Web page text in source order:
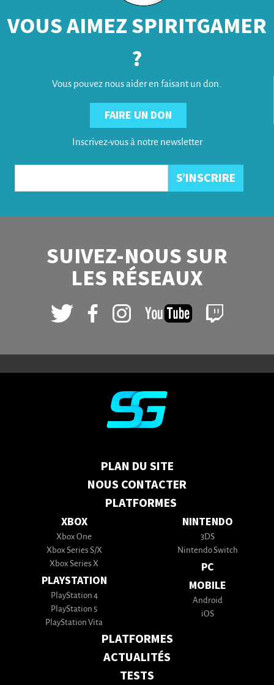
VOUS AIMEZ SPIRITGAMER
?
Vous pouvez nous aider en faisant un don.
FAIRE UN DON
Inscrivez-vous à notre newsletter
SUIVEZ-NOUS SUR
LES RÉSEAUX
PLAN DU SITE
NOUS CONTACTER
PLATFORMES
XBOX
Xbox One
Xbox Series S/X
Xbox Series X
PLAYSTATION
PlayStation 4
PlayStation 5
PlayStation Vita
NINTENDO
3DS
Nintendo Switch
PC
MOBILE
Android
iOS
PLATFORMES
ACTUALITÉS
TESTS